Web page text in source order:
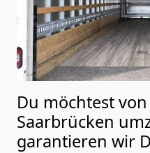
Du möchtest
Saarbrücken
garantieren wir